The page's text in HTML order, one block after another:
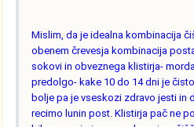
Mislim, da je idealna kombinacija
obenem črevesja kombinacija
sokovi in obveznega klistirja-
predolgo- kake 10 do 14 dni je
bolje pa je vseskozi zdravo jesti in
recimo lunin post. Klistirja pač ne